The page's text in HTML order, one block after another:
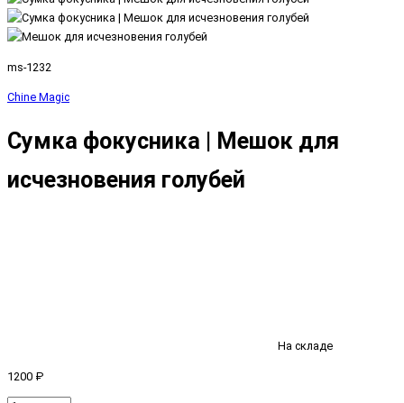
ms-1232
Chine Magic
Сумка фокусника | Мешок для
исчезновения голубей
На складе
1200 ₽